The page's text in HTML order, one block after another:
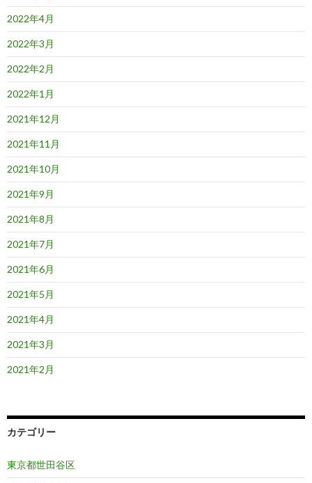
2022年4月
2022年3月
2022年2月
2022年1月
2021年12月
2021年11月
2021年10月
2021年9月
2021年8月
2021年7月
2021年6月
2021年5月
2021年4月
2021年3月
2021年2月
カテゴリー
東京都世田谷区